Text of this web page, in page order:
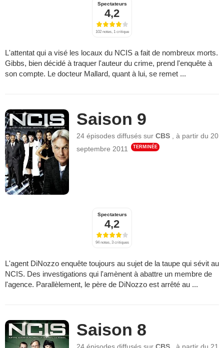
Spectateurs
4,2
102 notes, 1 critique
L'attentat qui a visé les locaux du NCIS a fait de nombreux morts.
Gibbs, bien décidé à traquer l'auteur du crime, prend l'enquête à
son compte. Le docteur Mallard, quant à lui, se remet ...
Saison 9
24 épisodes diffusés surCBS ,à partir du 20
septembre 2011
TERMINÉE
Spectateurs
4,2
94 notes, 3 critiques
L'agent DiNozzo enquête toujours au sujet de la taupe qui sévit au
NCIS. Des investigations qui l'amènent à abattre un membre de
l'agence. Parallèlement, le père de DiNozzo est arrêté au ...
Saison 8